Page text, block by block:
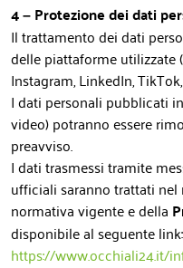
4 – Protezione dei dati
Il trattamento dei dati
delle piattaforme utilizzate
Instagram, LinkedIn,
I dati personali pubblicati
video) potranno essere
preavviso.
I dati trasmessi tramite
ufficiali saranno trattati nel
normativa vigente e della
disponibile al seguente link:
https://www.occhiali24.it/